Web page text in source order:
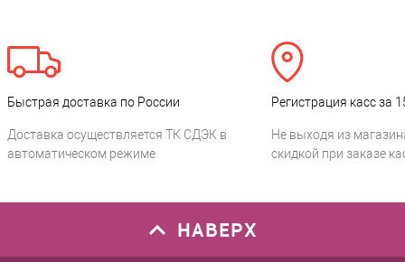
Быстрая доставка по России
Доставка осуществляется ТК СДЭК в
автоматическом режиме
Регистрация касс за
Не выходя из
скидкой при заказе
НАВЕРХ